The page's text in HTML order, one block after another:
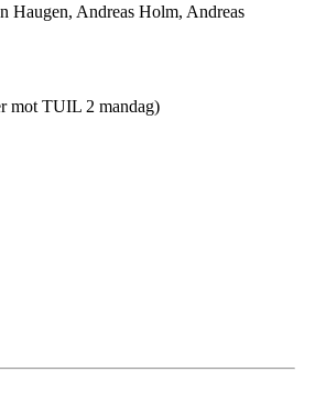
Haugen, Andreas Holm, Andreas
mot TUIL 2 mandag)